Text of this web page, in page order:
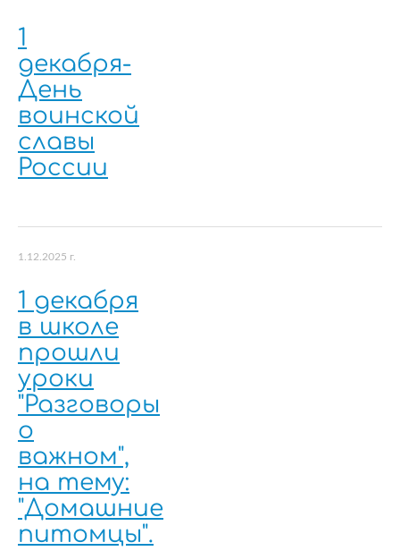
1
декабря-
День
воинской
славы
России
1.12.2025 г.
1 декабря
в школе
прошли
уроки
"Разговоры
о
важном",
на тему:
"Домашние
питомцы".